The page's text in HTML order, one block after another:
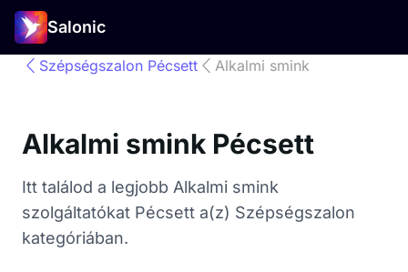
Salonic
Szépségszalon Pécsett Alkalmi smink
Alkalmi smink Pécsett
Itt találod a legjobb Alkalmi smink
szolgáltatókat Pécsett a(z) Szépségszalon
kategóriában.